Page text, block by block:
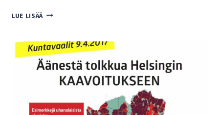
LUE LISÄÄ MITÄ
UUDELLE
YLEISKAAVALLE?